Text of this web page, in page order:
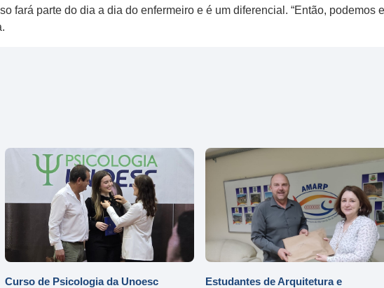
fará parte do dia a dia do enfermeiro e é um diferencial. “Então, podemos
Curso de Psicologia da Unoesc
Estudantes de Arquitetura e